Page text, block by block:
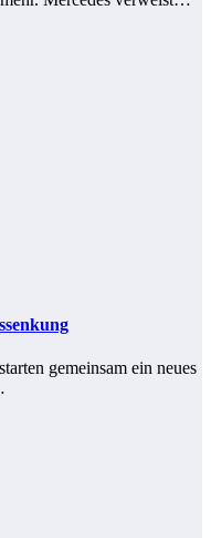
gemeinsam ein neues